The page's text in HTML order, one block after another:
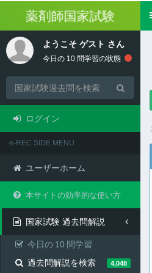
薬剤師国家試験
ようこそ ゲスト さん
今日の 10 問学習の状態
ログイン
e-REC SIDE MENU
ユーザーホーム
本サイトの効率的な使い方
国家試験 過去問解説
今日の 10 問学習
過去問解説を検索
4,048